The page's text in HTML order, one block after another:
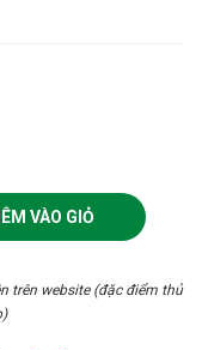
VÀO GIỎ
trên website (đặc điểm thủ